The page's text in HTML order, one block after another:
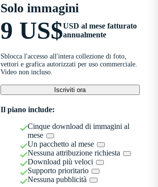
Solo immagini
9 US$USD al mese fatturato
annualmente
Sblocca l'accesso all'intera collezione di foto,
vettori e grafica autorizzati per uso commerciale.
Video non incluso.
Iscriviti ora
Il piano include:
Cinque download di immagini al
mese
Un pacchetto al mese
Nessuna attribuzione richiesta
Download più veloci
Supporto prioritario
Nessuna pubblicità